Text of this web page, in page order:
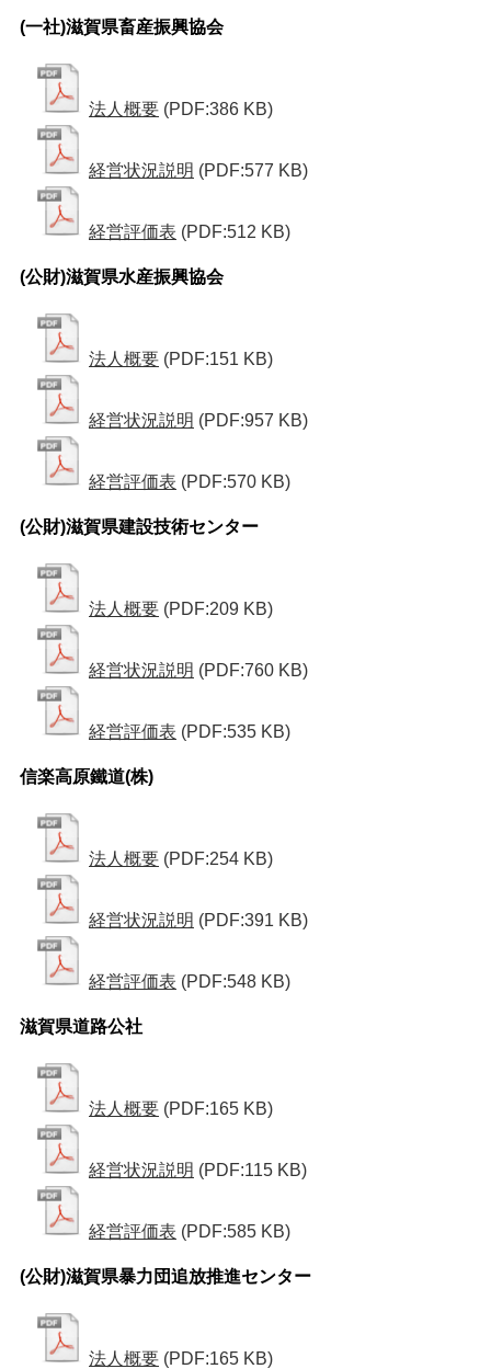
(一社)滋賀県畜産振興協会
法人概要 (PDF:386 KB)
経営状況説明 (PDF:577 KB)
経営評価表 (PDF:512 KB)
(公財)滋賀県水産振興協会
法人概要 (PDF:151 KB)
経営状況説明 (PDF:957 KB)
経営評価表 (PDF:570 KB)
(公財)滋賀県建設技術センター
法人概要 (PDF:209 KB)
経営状況説明 (PDF:760 KB)
経営評価表 (PDF:535 KB)
信楽高原鐵道(株)
法人概要 (PDF:254 KB)
経営状況説明 (PDF:391 KB)
経営評価表 (PDF:548 KB)
滋賀県道路公社
法人概要 (PDF:165 KB)
経営状況説明 (PDF:115 KB)
経営評価表 (PDF:585 KB)
(公財)滋賀県暴力団追放推進センター
法人概要 (PDF:165 KB)